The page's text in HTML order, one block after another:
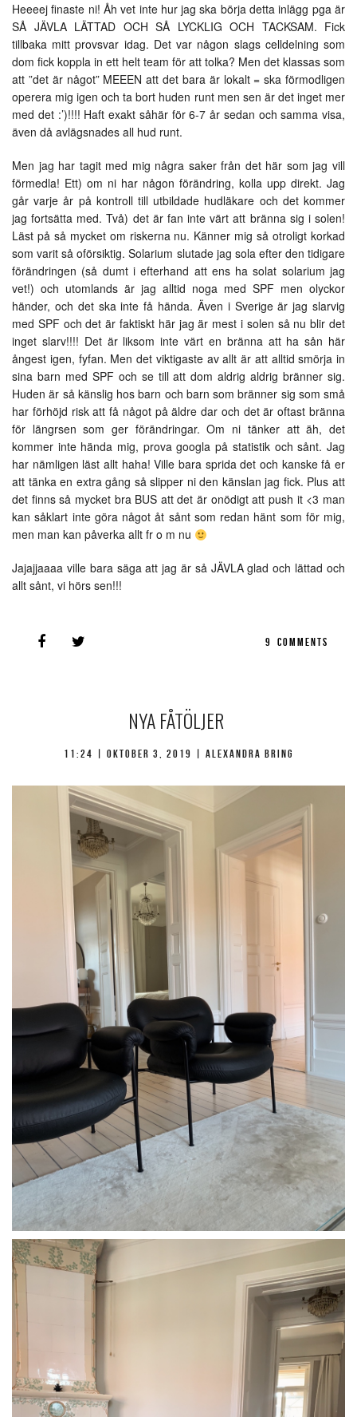
Heeeej finaste ni! Åh vet inte hur jag ska börja detta inlägg pga är
SÅ JÄVLA LÄTTAD OCH SÅ LYCKLIG OCH TACKSAM. Fick
tillbaka mitt provsvar idag. Det var någon slags celldelning som
dom fick koppla in ett helt team för att tolka? Men det klassas som
att ”det är något” MEEEN att det bara är lokalt = ska förmodligen
operera mig igen och ta bort huden runt men sen är det inget mer
med det :’)!!!! Haft exakt såhär för 6-7 år sedan och samma visa,
även då avlägsnades all hud runt.
Men jag har tagit med mig några saker från det här som jag vill
förmedla! Ett) om ni har någon förändring, kolla upp direkt. Jag
går varje år på kontroll till utbildade hudläkare och det kommer
jag fortsätta med. Två) det är fan inte värt att bränna sig i solen!
Läst på så mycket om riskerna nu. Känner mig så otroligt korkad
som varit så oförsiktig. Solarium slutade jag sola efter den tidigare
förändringen (så dumt i efterhand att ens ha solat solarium jag
vet!) och utomlands är jag alltid noga med SPF men olyckor
händer, och det ska inte få hända. Även i Sverige är jag slarvig
med SPF och det är faktiskt här jag är mest i solen så nu blir det
inget slarv!!!! Det är liksom inte värt en bränna att ha sån här
ångest igen, fyfan. Men det viktigaste av allt är att alltid smörja in
sina barn med SPF och se till att dom aldrig aldrig bränner sig.
Huden är så känslig hos barn och barn som bränner sig som små
har förhöjd risk att få något på äldre dar och det är oftast bränna
för längrsen som ger förändringar. Om ni tänker att äh, det
kommer inte hända mig, prova googla på statistik och sånt. Jag
har nämligen läst allt haha! Ville bara sprida det och kanske få er
att tänka en extra gång så slipper ni den känslan jag fick. Plus att
det finns så mycket bra BUS att det är onödigt att push it <3 man
kan såklart inte göra något åt sånt som redan hänt som för mig,
men man kan påverka allt fr o m nu
Jajajjaaaa ville bara säga att jag är så JÄVLA glad och lättad och
allt sånt, vi hörs sen!!!
9 COMMENTS
NYA FÅTÖLJER
11:24 | oktober 3, 2019 | Alexandra Bring